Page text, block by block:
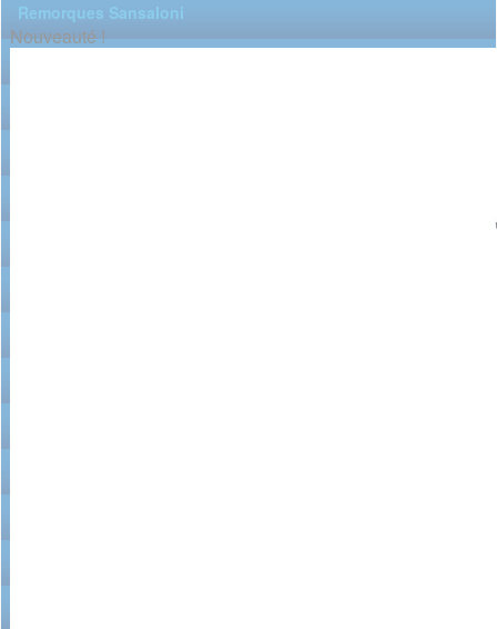
Remorques Sansaloni
Nouveauté !